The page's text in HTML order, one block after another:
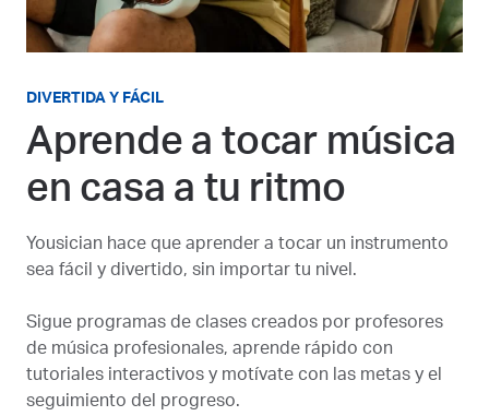
DIVERTIDA Y FÁCIL
Aprende a tocar música
en casa a tu ritmo
Yousician hace que aprender a tocar un instrumento
sea fácil y divertido, sin importar tu nivel.
Sigue programas de clases creados por profesores
de música profesionales, aprende rápido con
tutoriales interactivos y motívate con las metas y el
seguimiento del progreso.